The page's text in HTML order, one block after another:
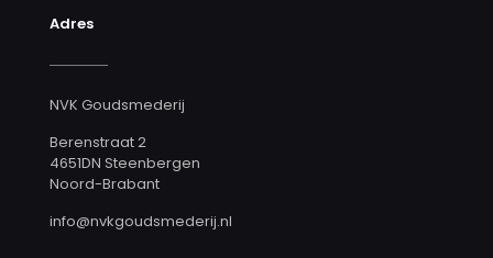
Adres
NVK Goudsmederij
Berenstraat 2
4651DN Steenbergen
Noord-Brabant
info@nvkgoudsmederij.nl